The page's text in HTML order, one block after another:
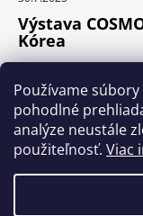
Používame
pohodlné
analýze neustále
použiteľnosť. Viac
Výstava
Kórea
11.6.2025
Instagram